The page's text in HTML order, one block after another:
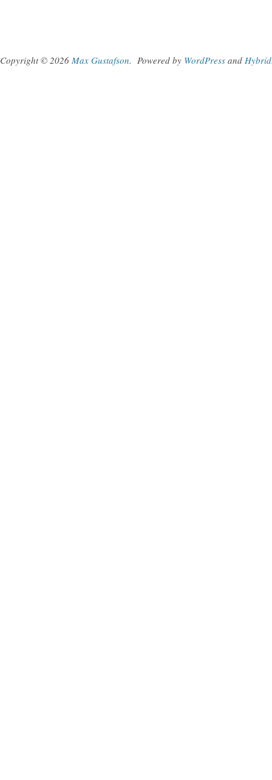
Copyright © 2026 Max Gustafson. Powered by WordPress and Hybrid